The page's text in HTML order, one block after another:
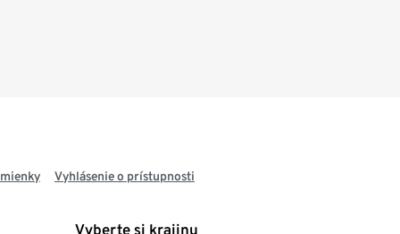
Vyhlásenie o prístupnosti
Vyberte si krajinu